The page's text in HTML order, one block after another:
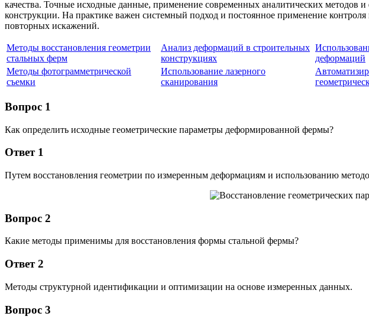
качества. Точные исходные данные, применение современных аналитических методов
конструкции. На практике важен системный подход и постоянное применение
повторных искажений.
Методы восстановления геометрии
стальных ферм
Анализ деформаций в строительных
конструкциях
деформаций
Методы фотограмметрической
съемки
Использование лазерного
сканирования
Вопрос 1
Как определить исходные геометрические параметры деформированной фермы?
Ответ 1
Путем восстановления геометрии по измеренным деформациям и использованию
Вопрос 2
Какие методы применимы для восстановления формы стальной фермы?
Ответ 2
Методы структурной идентификации и оптимизации на основе измеренных данных.
Вопрос 3